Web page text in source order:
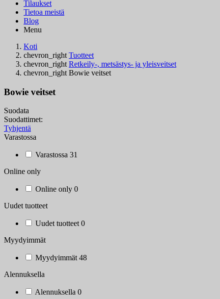
Tilaukset
Tietoa meistä
Blog
Menu
Koti
chevron_right Tuotteet
chevron_right Retkeily-, metsästys- ja yleisveitset
chevron_right Bowie veitset
Bowie veitset
Suodata
Suodattimet:
Tyhjentä
Varastossa
Varastossa 31
Online only
Online only 0
Uudet tuotteet
Uudet tuotteet 0
Myydyimmät
Myydyimmät 48
Alennuksella
Alennuksella 0